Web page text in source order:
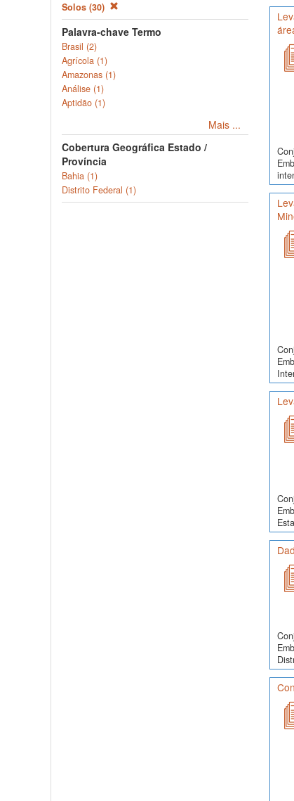
Solos (30)
Palavra-chave Termo
Brasil (2)
Agrícola (1)
Amazonas (1)
Análise (1)
Aptidão (1)
Mais ...
Cobertura Geográfica Estado /
Província
Bahia (1)
Distrito Federal (1)